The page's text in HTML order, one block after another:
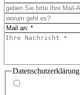
Datenschutzerklärung